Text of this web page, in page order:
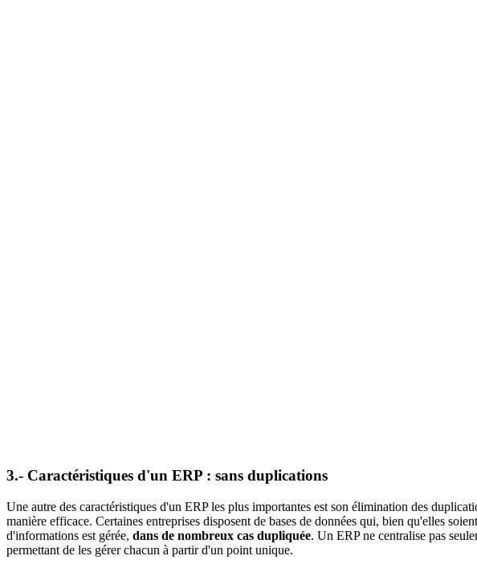
3.- Caractéristiques d'un ERP : sans duplications
Une autre des caractéristiques d'un ERPles plus importantes est son élimination des
manière efficace. Certaines entreprises disposent de bases de données qui, bien qu'elles
d'informations est gérée, dans de nombreux cas dupliquée. Un ERP ne centralise pas
permettant de les gérer chacun à partir d'un point unique.